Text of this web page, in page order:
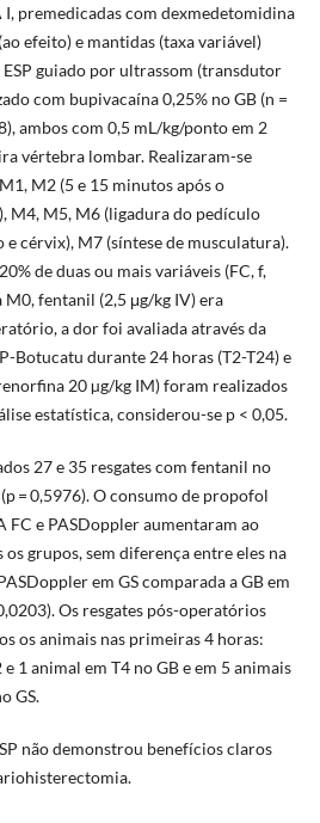
I, premedicadas com dexmedetomidina
efeito) e mantidas (taxa variável)
guiado por ultrassom (transdutor
com bupivacaína 0,25% no GB (n =
ambos com 0,5 mL/kg/ponto em 2
vértebra lombar. Realizaram-se
M2 (5 e 15 minutos após o
M4, M5, M6 (ligadura do pedículo
cérvix), M7 (síntese de musculatura).
de duas ou mais variáveis (FC, f,
M0, fentanil (2,5 μg/kg IV) era
a dor foi avaliada através da
Botucatu durante 24 horas (T2-T24) e
20 µg/kg IM) foram realizados
estatística, considerou-se p < 0,05.
27 e 35 resgates com fentanil no
= 0,5976). O consumo de propofol
FC e PASDoppler aumentaram ao
grupos, sem diferença entre eles na
em GS comparada a GB em
Os resgates pós-operatórios
os animais nas primeiras 4 horas:
1 animal em T4 no GB e em 5 animais
GS.
não demonstrou benefícios claros